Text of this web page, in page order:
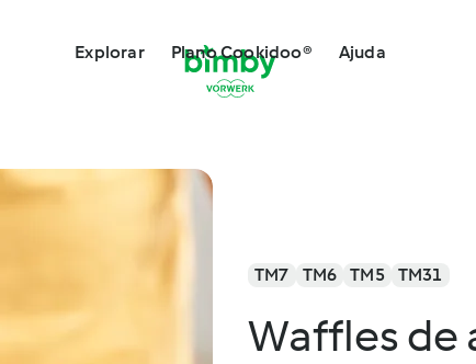
Explorar Plano Cookidoo® Ajuda
TM7 TM6 TM5 TM31
Waffles de